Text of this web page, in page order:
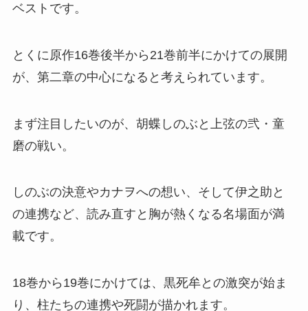
ベストです。
とくに原作16巻後半から21巻前半にかけての展開
が、第二章の中心になると考えられています。
まず注目したいのが、胡蝶しのぶと上弦の弐・童
磨の戦い。
しのぶの決意やカナヲへの想い、そして伊之助と
の連携など、読み直すと胸が熱くなる名場面が満
載です。
18巻から19巻にかけては、黒死牟との激突が始ま
り、柱たちの連携や死闘が描かれます。